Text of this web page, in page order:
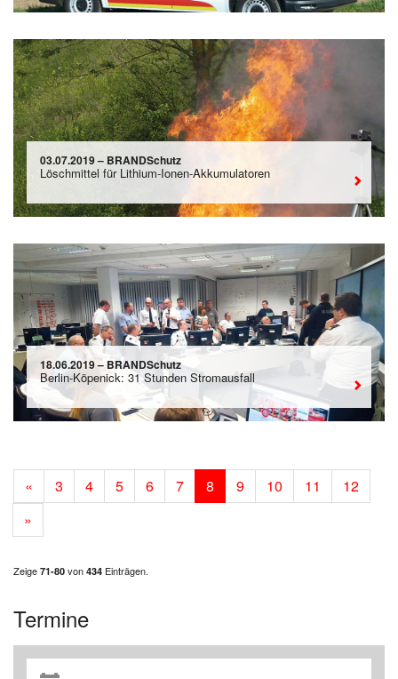
03.07.2019 – BRANDSchutz
Löschmittel für Lithium-Ionen-Akkumulatoren
18.06.2019 – BRANDSchutz
Berlin-Köpenick: 31 Stunden Stromausfall
« 3 4 5 6 7 8 9 10 11
12
»
Zeige 71-80 von 434 Einträgen.
Termine